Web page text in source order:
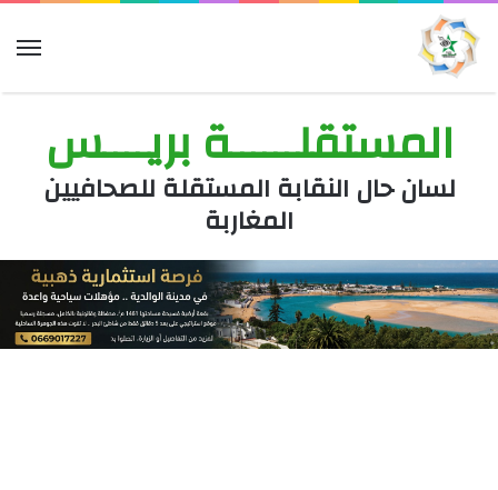
المستقلــــــة بريــــس
لسان حال النقابة المستقلة للصحافيين
المغاربة